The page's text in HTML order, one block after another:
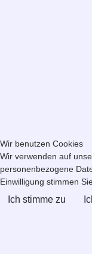
Wir benutzen Cookies
Wir verwenden auf
personenbezogene
Einwilligung stimmen
Ich stimme zu